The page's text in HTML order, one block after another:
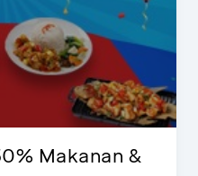
Makanan &